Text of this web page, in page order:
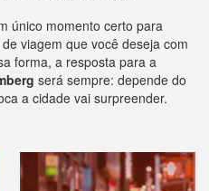
único momento certo para
viagem que você deseja com
forma, a resposta para a
será sempre: depende do
a cidade vai surpreender.